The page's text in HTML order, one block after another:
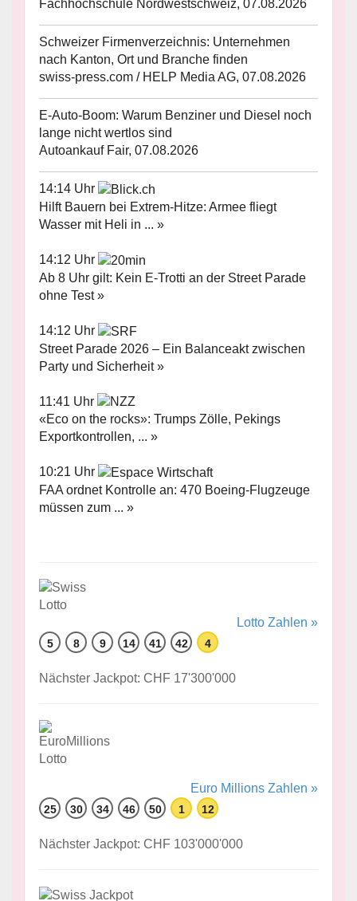
Fachhochschule Nordwestschweiz, 07.08.2026
Schweizer Firmenverzeichnis: Unternehmen
nach Kanton, Ort und Branche finden
swiss-press.com / HELP Media AG, 07.08.2026
E-Auto-Boom: Warum Benziner und Diesel noch
lange nicht wertlos sind
Autoankauf Fair, 07.08.2026
14:14 Uhr
Hilft Bauern bei Extrem-Hitze: Armee fliegt
Wasser mit Heli in ... »
14:12 Uhr
Ab 8 Uhr gilt: Kein E-Trotti an der Street Parade
ohne Test »
14:12 Uhr
Street Parade 2026 – Ein Balanceakt zwischen
Party und Sicherheit »
11:41 Uhr
«Eco on the rocks»: Trumps Zölle, Pekings
Exportkontrollen, ... »
10:21 Uhr
FAA ordnet Kontrolle an: 470 Boeing-Flugzeuge
müssen zum ... »
Lotto Zahlen »
5 8 9 14 41 42 4
Nächster Jackpot: CHF 17'300'000
Euro Millions Zahlen »
25 30 34 46 50 1 12
Nächster Jackpot: CHF 103'000'000